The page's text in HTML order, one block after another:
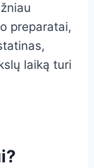
preparatai,
laiką turi